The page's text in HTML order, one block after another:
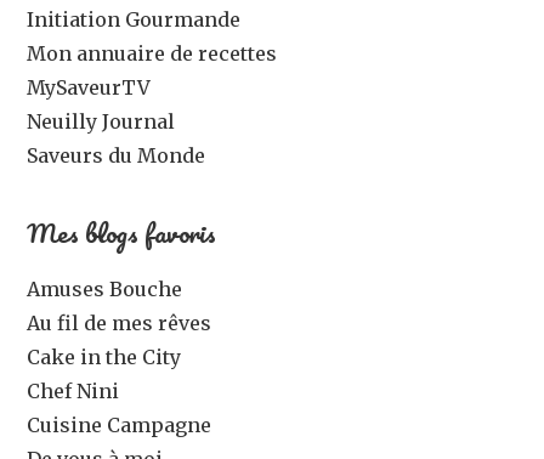
Initiation Gourmande
Mon annuaire de recettes
MySaveurTV
Neuilly Journal
Saveurs du Monde
Mes blogs favoris
Amuses Bouche
Au fil de mes rêves
Cake in the City
Chef Nini
Cuisine Campagne